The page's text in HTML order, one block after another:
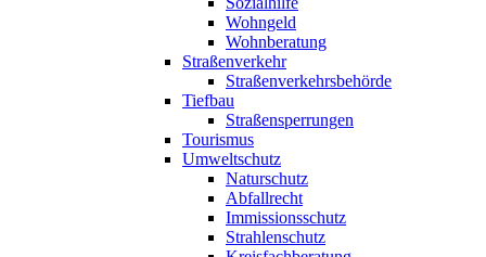
Wohngeld
Wohnberatung
Straßenverkehr
Straßenverkehrsbehörde
Tiefbau
Straßensperrungen
Tourismus
Umweltschutz
Naturschutz
Abfallrecht
Immissionsschutz
Strahlenschutz